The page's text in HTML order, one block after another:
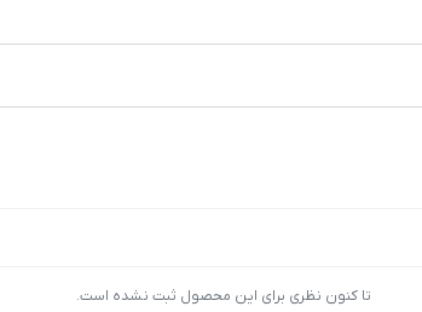
تا کنون نظری برای این محصول ثبت نشده است.